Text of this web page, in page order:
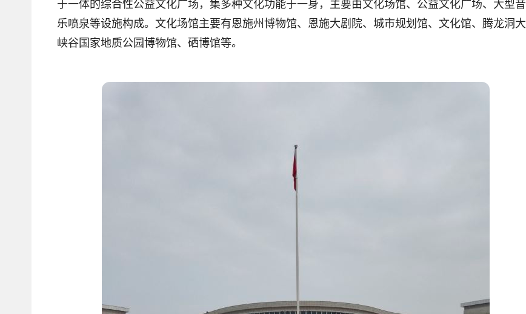
乐喷泉等设施构成。文化场馆主要有恩施州博物馆、恩施大剧院、城市规划馆、文化馆、腾龙洞大
峡谷国家地质公园博物馆、硒博馆等。